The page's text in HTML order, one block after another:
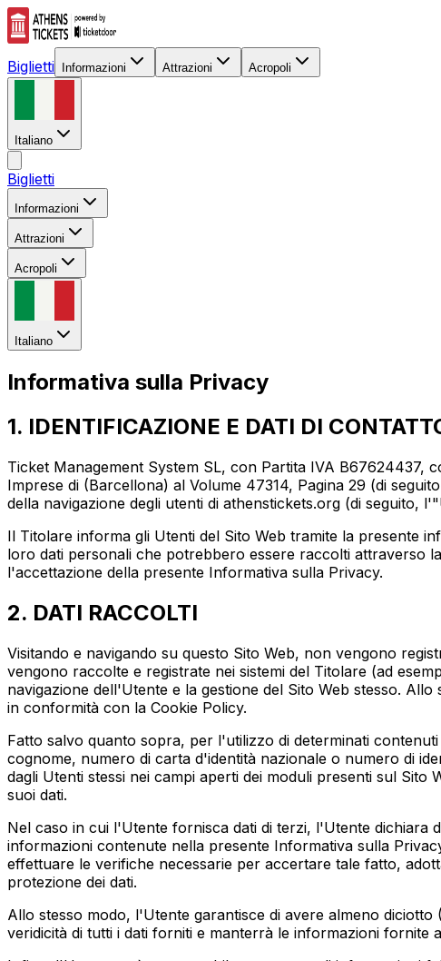
Biglietti Informazioni Attrazioni Acropoli
Italiano
Biglietti
Informazioni
Attrazioni
Acropoli
Italiano
Informativa sulla Privacy
1. IDENTIFICAZIONE E DATI DI
Ticket Management System SL, con Partita IVA B67624437,
Imprese di (Barcellona) al Volume 47314, Pagina 29 (di
della navigazione degli utenti di athenstickets.org (di
Il Titolare informa gli Utenti del Sito Web tramite la presente
loro dati personali che potrebbero essere raccolti attraverso
l'accettazione della presente Informativa sulla Privacy.
2. DATI RACCOLTI
Visitando e navigando su questo Sito Web, non vengono
vengono raccolte e registrate nei sistemi del Titolare (ad
navigazione dell'Utente e la gestione del Sito Web stesso.
in conformità con la Cookie Policy.
Fatto salvo quanto sopra, per l'utilizzo di determinati
cognome, numero di carta d'identità nazionale o numero di
dagli Utenti stessi nei campi aperti dei moduli presenti sul
suoi dati.
Nel caso in cui l'Utente fornisca dati di terzi, l'Utente dichiara
informazioni contenute nella presente Informativa sulla
effettuare le verifiche necessarie per accertare tale fatto,
protezione dei dati.
Allo stesso modo, l'Utente garantisce di avere almeno
veridicità di tutti i dati forniti e manterrà le informazioni fornite